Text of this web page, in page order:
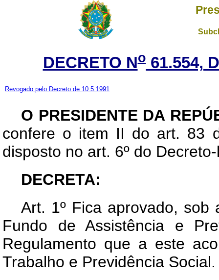
DECRETO No61.554,
Revogado pelo Decreto de 10.5.1991
O PRESIDENTE DA
confere o item II do art. 83
disposto no art. 6º do
DECRETA:
Art. 1º Fica aprovado, sob
Fundo de Assistência e
Regulamento que a este
Trabalho e Previdência Social.